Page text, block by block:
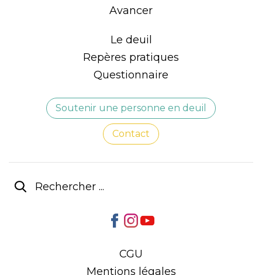
Avancer
Le deuil
Repères pratiques
Questionnaire
Soutenir une personne en deuil
Contact
CGU
Mentions légales